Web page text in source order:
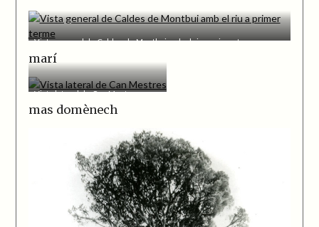
Vista general de Caldes de Montbui amb el riu a primer terme
marí
Vista lateral de Can Mestres
mas domènech